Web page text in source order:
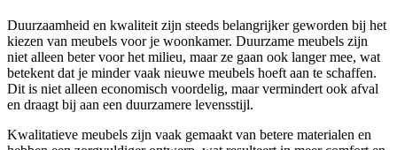
Duurzaamheid en kwaliteit zijn steeds belangrijker geworden bij het
kiezen van meubels voor je woonkamer. Duurzame meubels zijn
niet alleen beter voor het milieu, maar ze gaan ook langer mee, wat
betekent dat je minder vaak nieuwe meubels hoeft aan te schaffen.
Dit is niet alleen economisch voordelig, maar vermindert ook afval
en draagt bij aan een duurzamere levensstijl.
Kwalitatieve meubels zijn vaak gemaakt van betere materialen en